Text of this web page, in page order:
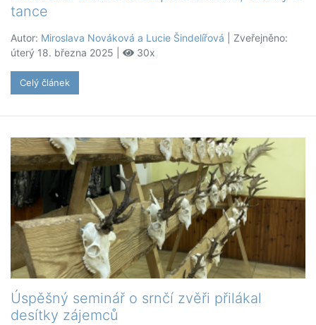
tance
Autor: Miroslava Nováková a Lucie Šindelířová | Zveřejněno:
úterý 18. března 2025 |
30x
Celý článek
Úspěšný seminář o srnčí zvěři přilákal
desítky zájemců